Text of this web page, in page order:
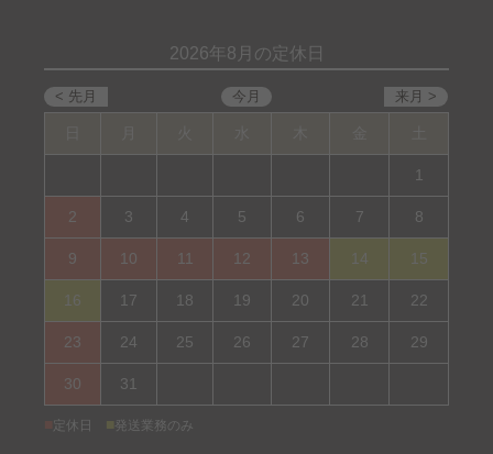
2026年8月の定休日
1
2 3 4 5 6 7 8
9 10 11 12 13 14 15
16 17 18 19 20 21 22
23 24 25 26 27 28 29
30 31
定休日 発送業務のみ